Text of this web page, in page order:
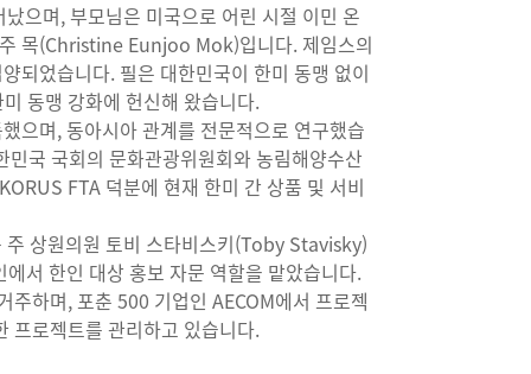
으며, 부모님은 미국으로 어린 시절 이민 온
목(Christine Eunjoo Mok)입니다. 제임스의
되었습니다. 필은 대한민국이 한미 동맹 없이
동맹 강화에 헌신해 왔습니다.
으며, 동아시아 관계를 전문적으로 연구했습
국 국회의 문화관광위원회와 농림해양수산
FTA 덕분에 현재 한미 간 상품 및 서비
상원의원 토비 스타비스키(Toby Stavisky)
서 한인 대상 홍보 자문 역할을 맡았습니다.
하며, 포춘 500 기업인 AECOM에서 프로젝
프로젝트를 관리하고 있습니다.